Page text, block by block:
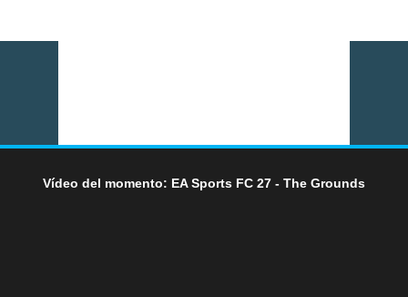
Vídeo del momento: EA Sports FC 27 - The Grounds